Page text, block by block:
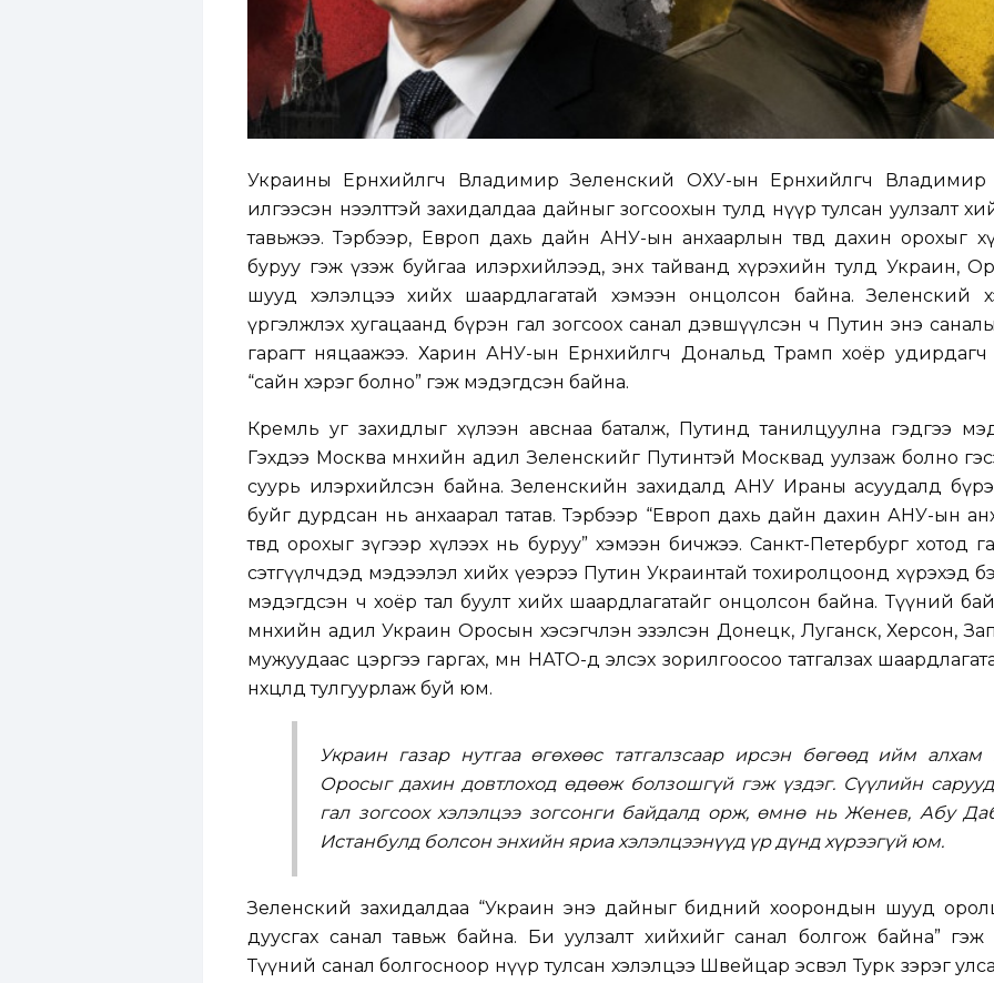
Украины Ерөнхийлөгч Владимир Зеленский ОХУ-ын Ерөнхийлөгч
илгээсэн нээлттэй захидалдаа дайныг зогсоохын тулд нүүр тулсан уулзалт
тавьжээ. Тэрбээр, Европ дахь дайн АНУ-ын анхаарлын төвд дахин орохыг
буруу гэж үзэж буйгаа илэрхийлээд, энх тайванд хүрэхийн тулд Украин,
шууд хэлэлцээ хийх шаардлагатай хэмээн онцолсон байна. Зеленский
үргэлжлэх хугацаанд бүрэн гал зогсоох санал дэвшүүлсэн ч Путин энэ
гарагт няцаажээ. Харин АНУ-ын Ерөнхийлөгч Дональд Трамп хоёр удирдагч
“сайн хэрэг болно” гэж мэдэгдсэн байна.
Кремль уг захидлыг хүлээн авснаа баталж, Путинд танилцуулна гэдгээ
Гэхдээ Москва өмнөхийн адил Зеленскийг Путинтэй Москвад уулзаж болно
суурь илэрхийлсэн байна. Зеленскийн захидалд АНУ Ираны асуудалд бүрэн
буйг дурдсан нь анхаарал татав. Тэрбээр “Европ дахь дайн дахин АНУ-ын
төвд орохыг зүгээр хүлээх нь буруу” хэмээн бичжээ. Санкт-Петербург хотод
сэтгүүлчдэд мэдээлэл хийх үеэрээ Путин Украинтай тохиролцоонд хүрэхэд
мэдэгдсэн ч хоёр тал буулт хийх шаардлагатайг онцолсон байна. Түүний
өмнөхийн адил Украин Оросын хэсэгчлэн эзэлсэн Донецк, Луганск, Херсон,
мужуудаас цэргээ гаргах, мөн НАТО-д элсэх зорилгоосоо татгалзах
нөхцөлд тулгуурлаж буй юм.
Украин газар нутгаа өгөхөөс татгалзсаар ирсэн бөгөөд ийм алхам
Оросыг дахин довтлоход өдөөж болзошгүй гэж үздэг. Сүүлийн
гал зогсоох хэлэлцээ зогсонги байдалд орж, өмнө нь Женев, Абу
Истанбулд болсон энхийн яриа хэлэлцээнүүд үр дүнд хүрээгүй юм.
Зеленский захидалдаа “Украин энэ дайныг бидний хоорондын шууд
дуусгах санал тавьж байна. Би уулзалт хийхийг санал болгож байна” гэж
Түүний санал болгосноор нүүр тулсан хэлэлцээ Швейцар эсвэл Турк зэрэг